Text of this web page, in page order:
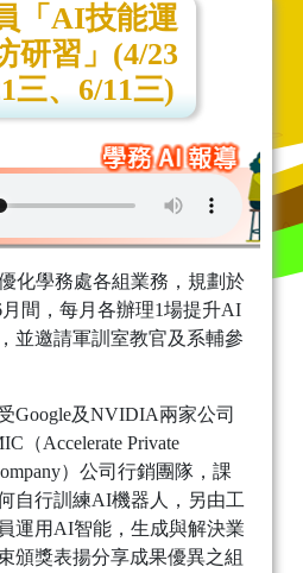
「AI技能運
研習」(4/23
三、6/11三)
化學務處各組業務，規劃於
間，每月各辦理1場提升AI
並邀請軍訓室教官及系輔參
Google及NVIDIA兩家公司
（Accelerate Private
）公司行銷團隊，課
自行訓練AI機器人，另由工
運用AI智能，生成與解決業
頒獎表揚分享成果優異之組